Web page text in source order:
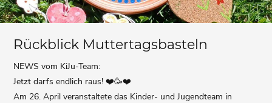
Rückblick Muttertagsbasteln
NEWS vom KiJu-Team:
Jetzt darfs endlich raus! ❤️🥳❤️
Am 26. April veranstaltete das Kinder- und Jugendteam in